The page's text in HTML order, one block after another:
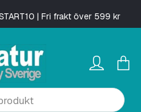
| Fri frakt över 599 kr